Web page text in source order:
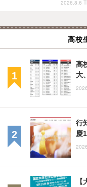
2026.8.6
高校
高
大
行
慶